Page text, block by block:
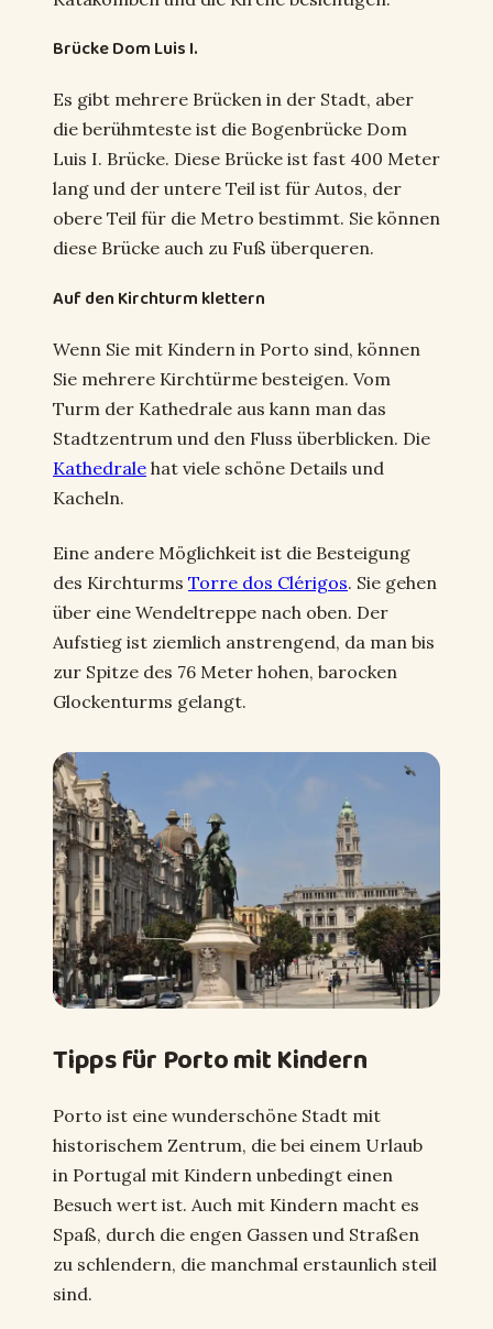
Brücke Dom Luis I.
Es gibt mehrere Brücken in der Stadt, aber
die berühmteste ist die Bogenbrücke Dom
Luis I. Brücke. Diese Brücke ist fast 400 Meter
lang und der untere Teil ist für Autos, der
obere Teil für die Metro bestimmt. Sie können
diese Brücke auch zu Fuß überqueren.
Auf den Kirchturm klettern
Wenn Sie mit Kindern in Porto sind, können
Sie mehrere Kirchtürme besteigen. Vom
Turm der Kathedrale aus kann man das
Stadtzentrum und den Fluss überblicken. Die
Kathedrale hat viele schöne Details und
Kacheln.
Eine andere Möglichkeit ist die Besteigung
des Kirchturms Torre dos Clérigos. Sie gehen
über eine Wendeltreppe nach oben. Der
Aufstieg ist ziemlich anstrengend, da man bis
zur Spitze des 76 Meter hohen, barocken
Glockenturms gelangt.
Tipps für Porto mit Kindern
Porto ist eine wunderschöne Stadt mit
historischem Zentrum, die bei einem Urlaub
in Portugal mit Kindern unbedingt einen
Besuch wert ist. Auch mit Kindern macht es
Spaß, durch die engen Gassen und Straßen
zu schlendern, die manchmal erstaunlich steil
sind.